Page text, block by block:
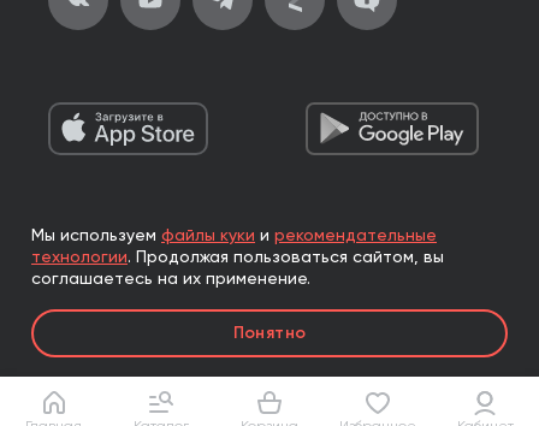
2026, ООО «Альпина Паблишер»
Все права защищены
Книги реализуются ООО «Альпина Паблишер»
по договору комиссии с ООО «Альпина нон-фикшн»,
по договору комиссии с ООО «Альпина ПРО».
Мы используем файлы куки и рекомендательные
технологии. Продолжая пользоваться сайтом, вы
соглашаетесь на их применение.
Понятно